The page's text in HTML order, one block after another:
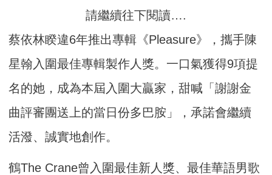
請繼續往下閱讀….
蔡依林睽違6年推出專輯《Pleasure》，攜手陳
星翰入圍最佳專輯製作人獎。一口氣獲得9項提
名的她，成為本屆入圍大贏家，甜喊「謝謝金
曲評審團送上的當日份多巴胺」，承諾會繼續
活潑、誠實地創作。
鶴The Crane曾入圍最佳新人獎、最佳華語男歌